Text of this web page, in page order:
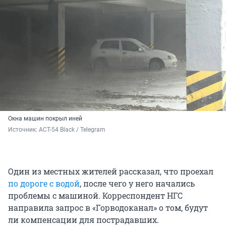
Окна машин покрыл иней
Источник: АСТ-54 Black / Telegram
Один из местных жителей рассказал, что проехал
по дороге с водой, после чего у него начались
проблемы с машиной. Корреспондент НГС
направила запрос в «Горводоканал» о том, будут
ли компенсации для пострадавших.